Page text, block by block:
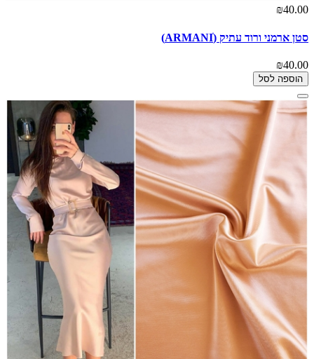
₪40.00
סטן ארמני ורוד עתיק (ARMANIׂ)
₪40.00
הוספה לסל